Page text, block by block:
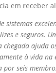
em receber
sistemas
e seguros.
chegada ajuda
à vida na
por seis